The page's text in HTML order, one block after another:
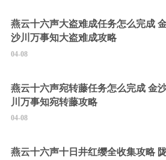
燕云十六声大盗难成任务怎么完成
沙川万事知大盗难成攻略
04-08
燕云十六声宛转藤任务怎么完成 金
川万事知宛转藤攻略
04-08
燕云十六声十日井红缨全收集攻略